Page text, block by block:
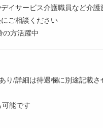
イサービス介護職員など介
ご相談ください
の方活躍中
り/詳細は待遇欄に別途記載さ
可能です